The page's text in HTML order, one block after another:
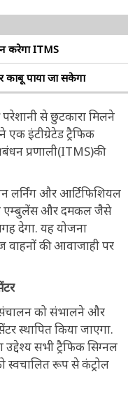
करेगा ITMS
काबू पाया जा सकेगा
से छुटकारा मिलने
एक इंटीग्रेटेड ट्रैफिक
प्रणाली(ITMS)की
लर्निंग और आर्टिफिशियल
एम्बुलेंस और दमकल जैसे
देगा. यह योजना
की आवाजाही पर
को संभालने और
स्थापित किया जाएगा.
सभी ट्रैफिक सिग्नल
स्वचालित रूप से कंट्रोल